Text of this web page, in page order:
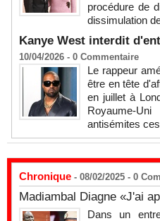
procédure de
dissimulation
Kanye West interdit
10/04/2026 - 0 Commentaire
Le rappeur
être en tête
en juillet à
Royaume-
antisémites
Chronique - 08/02/2025 - 0
Madiambal Diagne «J'ai
Dans un